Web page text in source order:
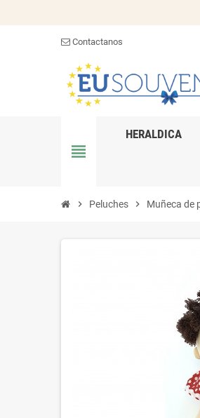
Contactanos
view_headline
HERALDICA
chevron_right Peluches chevron_right Muñeca de